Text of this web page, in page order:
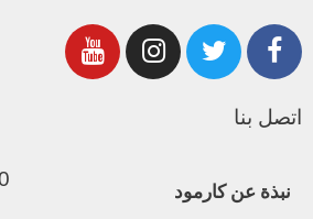
اتصل بنا
نبذة عن كارمود